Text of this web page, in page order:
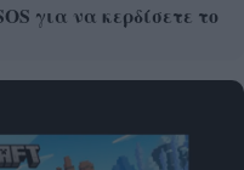
για να κερδίσετε το